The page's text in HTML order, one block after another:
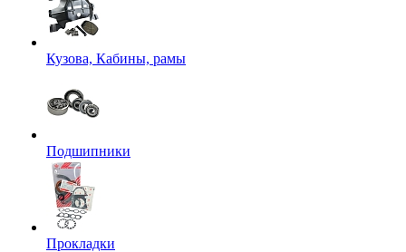
Кузова, Кабины, рамы
Подшипники
Прокладки